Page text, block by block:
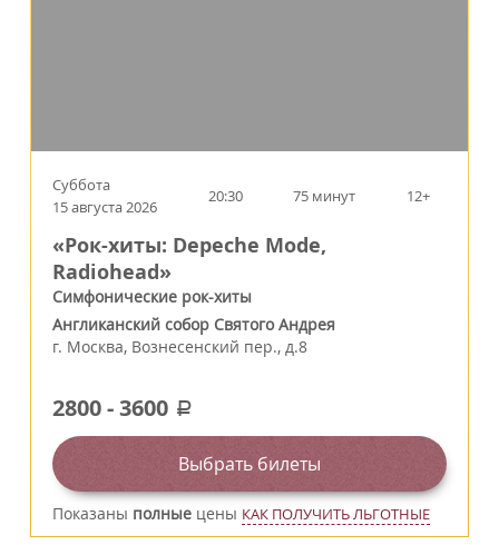
Суббота
15 августа 2026
20:30 75 минут 12+
«Рок-хиты: Depeche Mode,
Radiohead»
Симфонические рок-хиты
Англиканский собор Святого Андрея
г. Москва, Вознесенский пер., д.8
2800-3600 a
Выбрать билеты
Показаны полные цены КАК ПОЛУЧИТЬ ЛЬГОТНЫЕ